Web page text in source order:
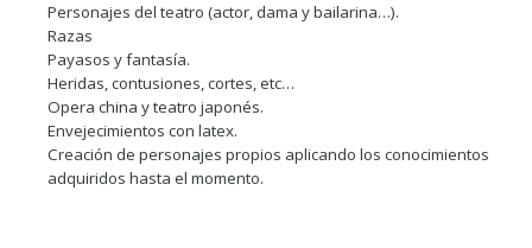
Personajes del teatro (actor, dama y bailarina…).
Razas
Payasos y fantasía.
Heridas, contusiones, cortes, etc…
Opera china y teatro japonés.
Envejecimientos con latex.
Creación de personajes propios aplicando los conocimientos
adquiridos hasta el momento.